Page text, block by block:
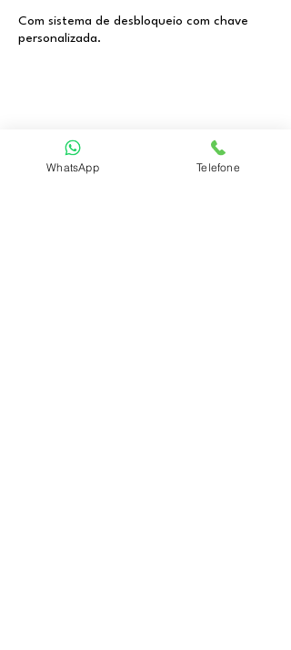
Com sistema de desbloqueio com chave
personalizada.
Centaurus 24V -
automatismo correr
WhatsApp Telefone